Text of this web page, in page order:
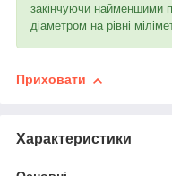
закінчуючи найменшими
діаметром на рівні
Приховати
Характеристики